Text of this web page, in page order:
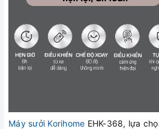
Máy sưởi Korihome EHK-368, lựa